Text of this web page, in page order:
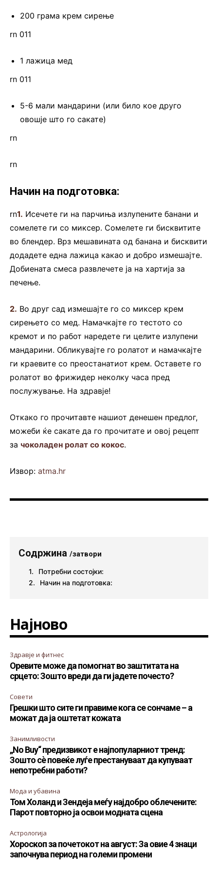
200 грама крем сирење
rn 011
1 лажица мед
rn 011
5-6 мали мандарини (или било кое друго
овошје што го сакате)
rn
rn
Начин на подготовка:
rn1. Исечете ги на парчиња излупените банани и
сомелете ги со миксер. Сомелете ги бисквитите
во блендер. Врз мешавината од банана и бисквити
додадете една лажица какао и добро измешајте.
Добиената смеса развлечете ја на хартија за
печење.
2. Во друг сад измешајте го со миксер крем
сирењето со мед. Намачкајте го тестото со
кремот и по работ наредете ги целите излупени
мандарини. Обликувајте го ролатот и намачкајте
ги краевите со преостанатиот крем. Оставете го
ролатот во фрижидер неколку часа пред
послужување. На здравје!
Откако го прочитавте нашиот денешен предлог,
можеби ќе сакате да го прочитате и овој рецепт
за чоколаден ролат со кокос.
Извор: atma.hr
Содржина /затвори
Потребни состојки:
Начин на подготовка:
Најново
Здравје и фитнес
Оревите може да помогнат во заштитата на
срцето: Зошто вреди да ги јадете почесто?
Совети
Грешки што сите ги правиме кога се сончаме – а
можат да ја оштетат кожата
Занимливости
„No Buy“ предизвикот е најпопуларниот тренд:
Зошто сè повеќе луѓе престануваат да купуваат
непотребни работи?
Мода и убавина
Том Холанд и Зендеја меѓу најдобро облечените:
Парот повторно ја освои модната сцена
Астрологија
Хороскоп за почетокот на август: За овие 4 знаци
започнува период на големи промени